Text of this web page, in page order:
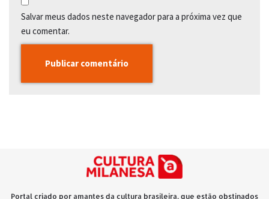
Salvar meus dados neste navegador para a próxima vez que
eu comentar.
Portal criado por amantes da cultura brasileira, que estão obstinados